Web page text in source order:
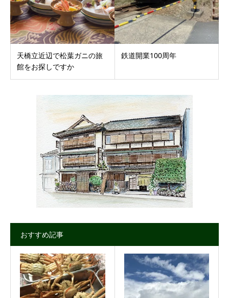
天橋立近辺で松葉ガニの旅
館をお探しですか
鉄道開業100周年
おすすめ記事